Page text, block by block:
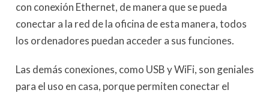
con conexión Ethernet, de manera que se pueda
conectar a la red de la oficina de esta manera, todos
los ordenadores puedan acceder a sus funciones.
Las demás conexiones, como USB y WiFi, son geniales
para el uso en casa, porque permiten conectar el